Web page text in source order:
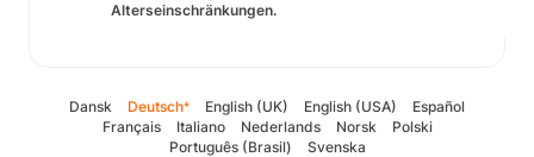
Alterseinschränkungen.
Dansk Deutsch* English (UK) English (USA)
Español
Français
Italiano Nederlands Norsk
Polski
Português (Brasil)
Svenska